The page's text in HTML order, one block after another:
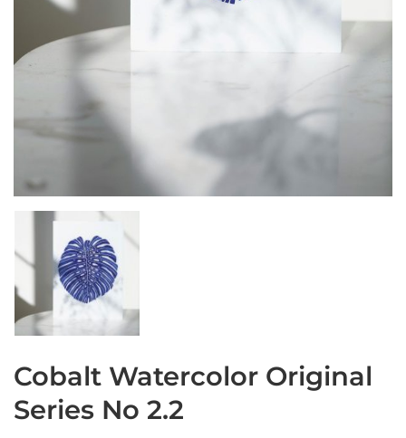
Cobalt Watercolor Original
Series No 2.2